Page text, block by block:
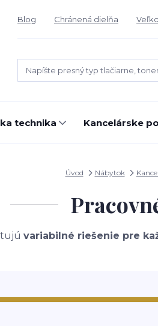
Blog Chránená dielňa
technika Kancelárske
Úvod Nábytok
variabilné riešenie pre